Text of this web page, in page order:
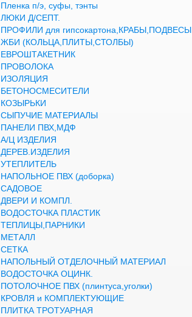
Пленка п/э, суфы, тэнты
ЛЮКИ Д/СЕПТ.
ПРОФИЛИ для гипсокартона,КРАБЫ,ПОДВЕСЫ
ЖБИ (КОЛЬЦА,ПЛИТЫ,СТОЛБЫ)
ЕВРОШТАКЕТНИК
ПРОВОЛОКА
ИЗОЛЯЦИЯ
БЕТОНОСМЕСИТЕЛИ
КОЗЫРЬКИ
СЫПУЧИЕ МАТЕРИАЛЫ
ПАНЕЛИ ПВХ,МДФ
А/Ц ИЗДЕЛИЯ
ДЕРЕВ.ИЗДЕЛИЯ
УТЕПЛИТЕЛЬ
НАПОЛЬНОЕ ПВХ (доборка)
САДОВОЕ
ДВЕРИ И КОМПЛ.
ВОДОСТОЧКА ПЛАСТИК
ТЕПЛИЦЫ,ПАРНИКИ
МЕТАЛЛ
СЕТКА
НАПОЛЬНЫЙ ОТДЕЛОЧНЫЙ МАТЕРИАЛ
ВОДОСТОЧКА ОЦИНК.
ПОТОЛОЧНОЕ ПВХ (плинтуса,уголки)
КРОВЛЯ и КОМПЛЕКТУЮЩИЕ
ПЛИТКА ТРОТУАРНАЯ